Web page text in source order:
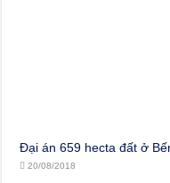
Đại án 659 hecta đất ở
20/08/2018